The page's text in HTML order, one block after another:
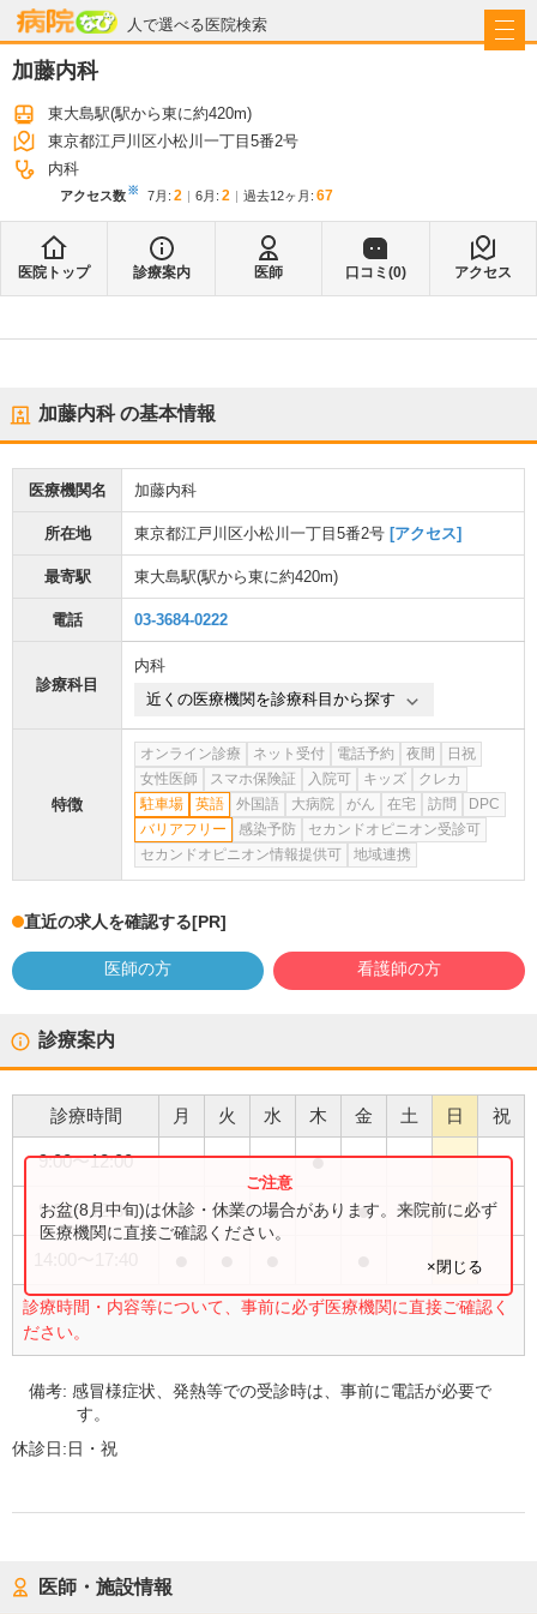
人で選べる医院検索
病院なび
加藤内科
東大島駅(駅から東に約420m)
東京都江戸川区小松川一丁目5番2号
内科
アクセス数※ 7月 : 2 6月 : 2 過去12ヶ月: 67
医院トップ 診療案内 医師 口コミ(0) アクセス
加藤内科の基本情報
医療機関名 加藤内科
所在地 東京都江戸川区小松川一丁目5番2号 [アクセス]
最寄駅 東大島駅(駅から東に約420m)
電話 03-3684-0222
診療科目
内科
近くの医療機関を診療科目から探す
特徴
オンライン診療 ネット受付 電話予約 夜間
日祝
女性医師
スマホ保険証 入院可 キッズ
クレカ
駐車場
英語 外国語 大病院 がん 在宅 訪問
DPC
バリアフリー
感染予防
セカンドオピニオン受診可
セカンドオピニオン情報提供可
地域連携
直近の求人を確認する[PR]
医師の方 看護師の方
診療案内
診療時間 月 火 水 木 金 土 日 祝
9:00〜12:00 ●
9:00〜12:30 ● ● ● ● ●
診療時間・内容等について、事前に必ず医療機関に直接ご確認く
ださい。
お盆(8月中旬)は休診・休業の場合があります。来院前に必ず
医療機関に直接ご確認ください。
×閉じる
備考:感冒様症状、発熱等での受診時は、事前に電話が必要で
す。
休診日:日・祝
医師・施設情報